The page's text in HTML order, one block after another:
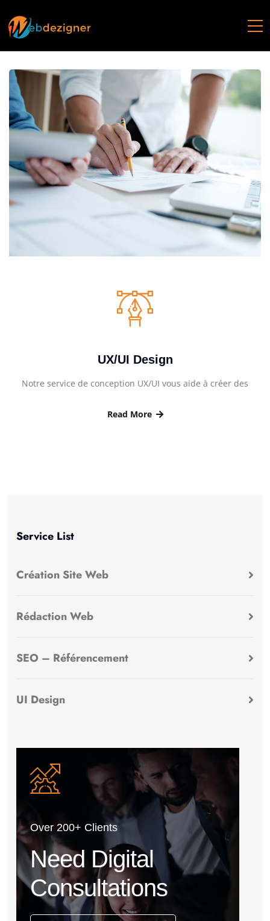
UX/UI Design
Notre service de conception UX/UI vous aide à créer des
Read More
Service List
Création Site Web
Rédaction Web
SEO – Référencement
UI Design
Over 200+ Clients
Need Digital
Consultations